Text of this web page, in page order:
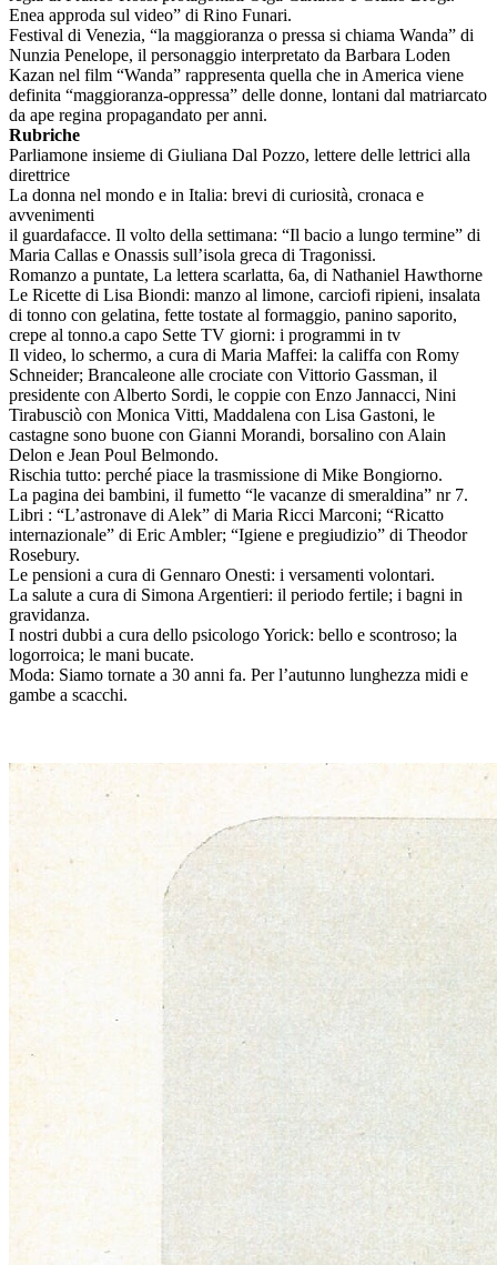
Enea approda sul video” di Rino Funari.
Festival di Venezia, “la maggioranza o pressa si chiama Wanda” di
Nunzia Penelope, il personaggio interpretato da Barbara Loden
Kazan nel film “Wanda” rappresenta quella che in America viene
definita “maggioranza-oppressa” delle donne, lontani dal matriarcato
da ape regina propagandato per anni.
Rubriche
Parliamone insieme di Giuliana Dal Pozzo, lettere delle lettrici alla
direttrice
La donna nel mondo e in Italia: brevi di curiosità, cronaca e
avvenimenti
il guardafacce. Il volto della settimana: “Il bacio a lungo termine” di
Maria Callas e Onassis sull’isola greca di Tragonissi.
Romanzo a puntate, La lettera scarlatta, 6a, di Nathaniel Hawthorne
Le Ricette di Lisa Biondi: manzo al limone, carciofi ripieni, insalata
di tonno con gelatina, fette tostate al formaggio, panino saporito,
crepe al tonno.a capo Sette TV giorni: i programmi in tv
Il video, lo schermo, a cura di Maria Maffei: la califfa con Romy
Schneider; Brancaleone alle crociate con Vittorio Gassman, il
presidente con Alberto Sordi, le coppie con Enzo Jannacci, Nini
Tirabusciò con Monica Vitti, Maddalena con Lisa Gastoni, le
castagne sono buone con Gianni Morandi, borsalino con Alain
Delon e Jean Poul Belmondo.
Rischia tutto: perché piace la trasmissione di Mike Bongiorno.
La pagina dei bambini, il fumetto “le vacanze di smeraldina” nr 7.
Libri : “L’astronave di Alek” di Maria Ricci Marconi; “Ricatto
internazionale” di Eric Ambler; “Igiene e pregiudizio” di Theodor
Rosebury.
Le pensioni a cura di Gennaro Onesti: i versamenti volontari.
La salute a cura di Simona Argentieri: il periodo fertile; i bagni in
gravidanza.
I nostri dubbi a cura dello psicologo Yorick: bello e scontroso; la
logorroica; le mani bucate.
Moda: Siamo tornate a 30 anni fa. Per l’autunno lunghezza midi e
gambe a scacchi.